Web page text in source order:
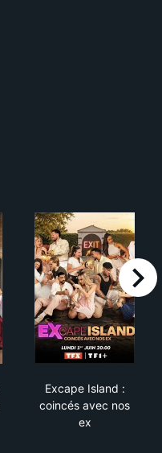
Excape Island :
coincés avec nos
ex
right